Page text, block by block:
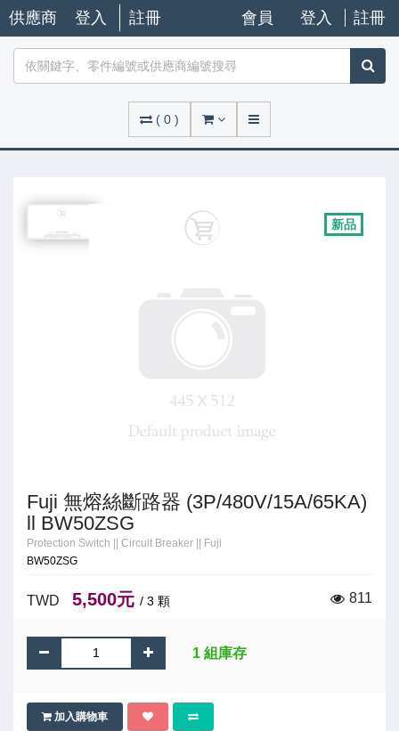
供應商 登入 註冊 會員 登入 註冊
( 0 )
新品
Fuji 無熔絲斷路器 (3P/480V/15A/65KA)
ll BW50ZSG
Protection Switch Circuit Breaker
Fuji
BW50ZSG
TWD 5,500元 / 3 顆 811
1 組庫存
加入購物車